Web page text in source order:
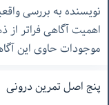
نویسنده به بررسی
اهمیت آگاهی فراتر
موجودات حاوی این
پنج اصل تمرین درونی